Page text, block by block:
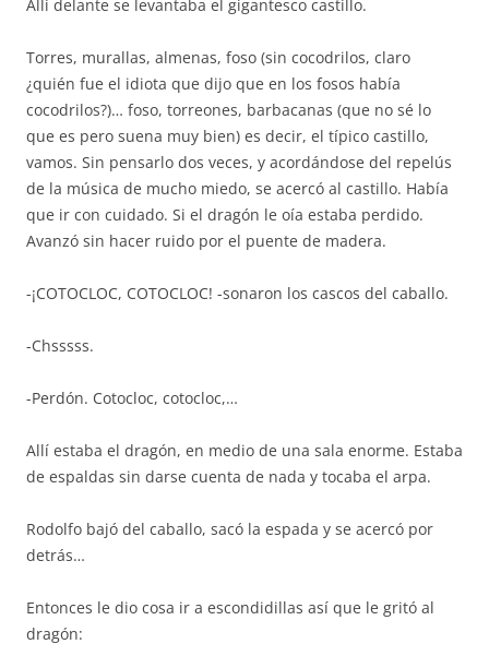
Allí delante se levantaba el gigantesco castillo.
Torres, murallas, almenas, foso (sin cocodrilos, claro
¿quién fue el idiota que dijo que en los fosos había
cocodrilos?)… foso, torreones, barbacanas (que no sé lo
que es pero suena muy bien) es decir, el típico castillo,
vamos. Sin pensarlo dos veces, y acordándose del repelús
de la música de mucho miedo, se acercó al castillo. Había
que ir con cuidado. Si el dragón le oía estaba perdido.
Avanzó sin hacer ruido por el puente de madera.
-¡COTOCLOC, COTOCLOC! -sonaron los cascos del caballo.
-Chsssss.
-Perdón. Cotocloc, cotocloc,…
Allí estaba el dragón, en medio de una sala enorme. Estaba
de espaldas sin darse cuenta de nada y tocaba el arpa.
Rodolfo bajó del caballo, sacó la espada y se acercó por
detrás…
Entonces le dio cosa ir a escondidillas así que le gritó al
dragón: